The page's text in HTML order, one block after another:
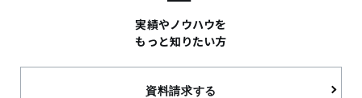
実績やノウハウを
もっと知りたい方
資料請求する